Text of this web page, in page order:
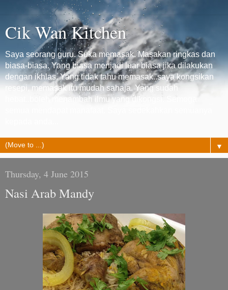
Cik Wan Kitchen
Saya seorang guru. Suka memasak. Masakan ringkas dan
biasa-biasa. Yang biasa menjadi luar biasa jika dilakukan
dengan ikhlas. Yang tidak tahu memasak..saya kongsikan
resepi, memasak itu mudah sahaja. Yang sudah
hebat..boleh menambah ilmu yang dikongsi. Semoga
▼
Thursday, 4 June 2015
Nasi Arab Mandy